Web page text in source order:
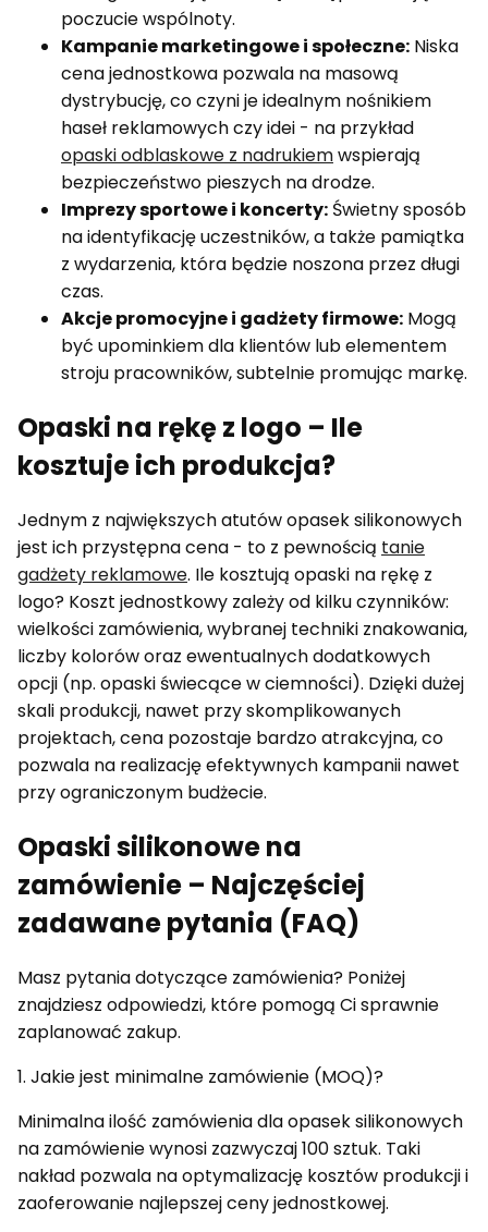
poczucie wspólnoty.
Kampanie marketingowe i społeczne: Niska
cena jednostkowa pozwala na masową
dystrybucję, co czyni je idealnym nośnikiem
haseł reklamowych czy idei - na przykład
opaski odblaskowe z nadrukiemwspierają
bezpieczeństwo pieszych na drodze.
Imprezy sportowe i koncerty: Świetny sposób
na identyfikację uczestników, a także pamiątka
z wydarzenia, która będzie noszona przez długi
czas.
Akcje promocyjne i gadżety firmowe: Mogą
być upominkiem dla klientów lub elementem
stroju pracowników, subtelnie promując markę.
Opaski na rękę z logo – Ile
kosztuje ich produkcja?
Jednym z największych atutów opasek silikonowych
jest ich przystępna cena - to z pewnością tanie
gadżety reklamowe. Ile kosztują opaski na rękę z
logo? Koszt jednostkowy zależy od kilku czynników:
wielkości zamówienia, wybranej techniki znakowania,
liczby kolorów oraz ewentualnych dodatkowych
opcji (np. opaski świecące w ciemności). Dzięki dużej
skali produkcji, nawet przy skomplikowanych
projektach, cena pozostaje bardzo atrakcyjna, co
pozwala na realizację efektywnych kampanii nawet
przy ograniczonym budżecie.
Opaski silikonowe na
zamówienie – Najczęściej
zadawane pytania (FAQ)
Masz pytania dotyczące zamówienia? Poniżej
znajdziesz odpowiedzi, które pomogą Ci sprawnie
zaplanować zakup.
1. Jakie jest minimalne zamówienie (MOQ)?
Minimalna ilość zamówienia dla opasek silikonowych
na zamówienie wynosi zazwyczaj 100 sztuk. Taki
nakład pozwala na optymalizację kosztów produkcji i
zaoferowanie najlepszej ceny jednostkowej.